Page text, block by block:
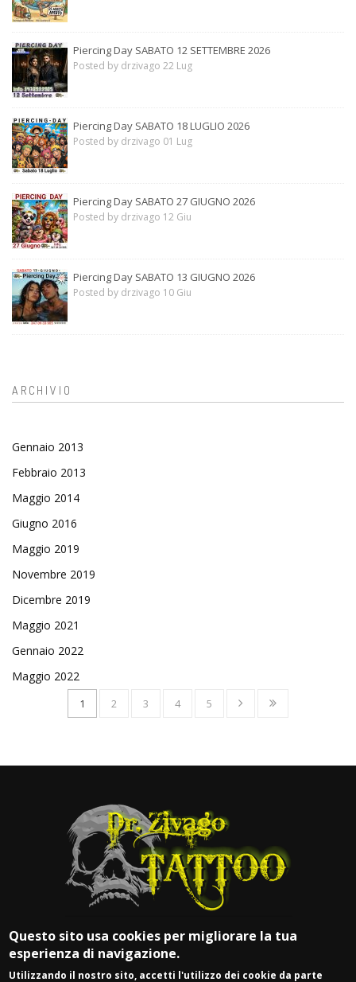
Piercing Day SABATO 12 SETTEMBRE 2026
Posted by drzivago 22 Lug
Piercing Day SABATO 18 LUGLIO 2026
Posted by drzivago 01 Lug
Piercing Day SABATO 27 GIUGNO 2026
Posted by drzivago 12 Giu
Piercing Day SABATO 13 GIUGNO 2026
Posted by drzivago 10 Giu
ARCHIVIO
Gennaio 2013
Febbraio 2013
Maggio 2014
Giugno 2016
Maggio 2019
Novembre 2019
Dicembre 2019
Maggio 2021
Gennaio 2022
Maggio 2022
1 2 3 4 5
Questo sito usa cookies per migliorare la tua
esperienza di navigazione.
Utilizzando il nostro sito, accetti l'utilizzo dei cookie da parte